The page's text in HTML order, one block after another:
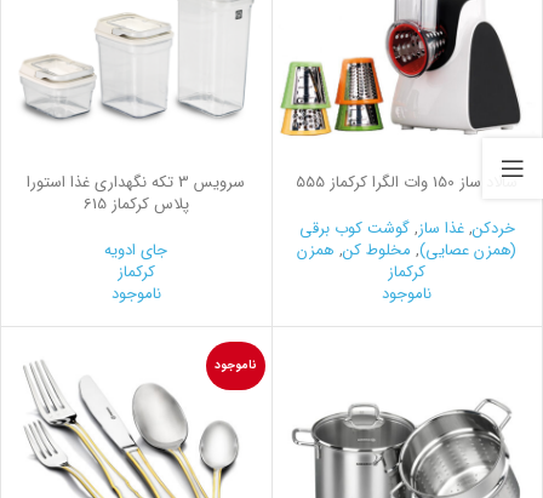
سالاد ساز 150 وات الگرا کرکماز 555
خردکن,غذا ساز,گوشت کوب برقی
(همزن عصایی), مخلوط کن, همزن
کرکماز
ناموجود
سرويس 3 تكه نگهداری غذا استورا
پلاس کرکماز 615
جای ادویه
کرکماز
ناموجود
ناموجود